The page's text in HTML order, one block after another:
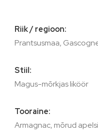
Riik / regioon:
Prantsusmaa,
Stiil:
Magus-mõrkjas liköör
Tooraine:
Armagnac, mõrud